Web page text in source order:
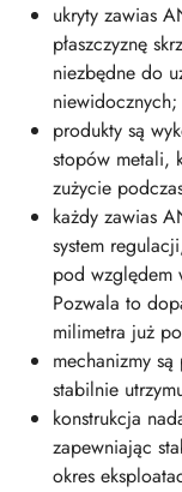
ukryty zawias
płaszczyznę
niezbędne do
niewidocznych;
produkty są
stopów metali,
zużycie
każdy zawias
system
pod względem
Pozwala to
milimetra już
mechanizmy
stabilnie
konstrukcja
zapewniając
okres